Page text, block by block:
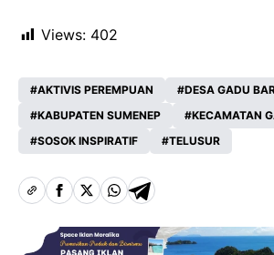
Views: 402
AKTIVIS PEREMPUAN DESA GADU
KABUPATEN SUMENEP
KECAMATAN
SOSOK INSPIRATIF
TELUSUR